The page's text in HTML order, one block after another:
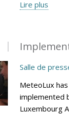
Lire plus
Salle de
MeteoLux
implemented
Luxembourg